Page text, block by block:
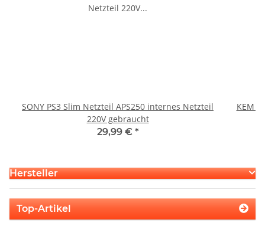
SONY PS3 Slim Netzteil APS250 internes Netzteil
220V gebraucht
29,99 € *
KEM
Hersteller
Top-Artikel